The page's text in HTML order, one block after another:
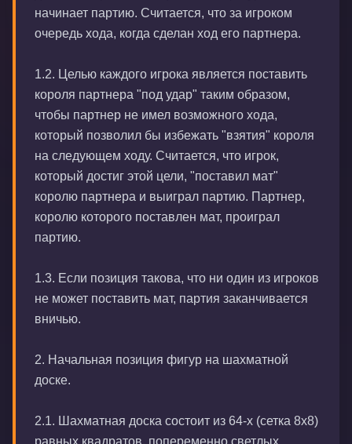
начинает партию. Считается, что за игроком
очередь хода, когда сделан ход его партнера.
1.2. Целью каждого игрока является поставить
короля партнера "под удар" таким образом,
чтобы партнер не имел возможного хода,
который позволил бы избежать "взятия" короля
на следующем ходу. Считается, что игрок,
который достиг этой цели, "поставил мат"
королю партнера и выиграл партию. Партнер,
королю которого поставлен мат, проиграл
партию.
1.3. Если позиция такова, что ни один из игроков
не может поставить мат, партия заканчивается
вничью.
2. Начальная позиция фигур на шахматной
доске.
2.1. Шахматная доска состоит из 64-х (сетка 8х8)
равных квадратов, попеременно светлых